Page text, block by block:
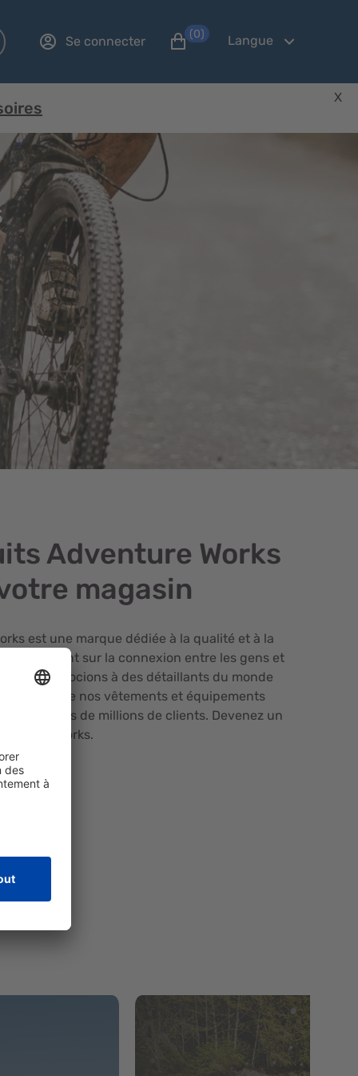
Se connecter (0) Langue
X
Adventure Works
magasin
est une marque dédiée à la qualité et à la
un accent sur la connexion entre les gens et
nous associons à des détaillants du monde
à mettre nos vêtements et équipements
les mains de millions de clients. Devenez un
Works.